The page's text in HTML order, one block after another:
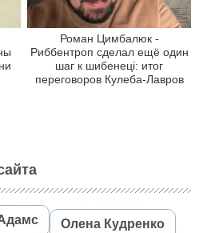
Роман Цимбалюк -
Риббентроп сделал ещё один
шаг к шибенеці: итог
переговоров Кулеба-Лавров
Олена Кудренко